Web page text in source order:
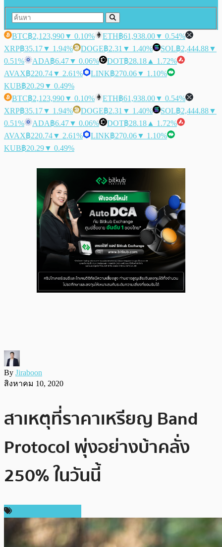
BTC฿2,123,990▼ 0.10% ETH฿61,938.00▼ 0.54%
XRP฿35.17▼ 1.94% DOGE฿2.31 ▼ 1.40% SOL฿2,444.88▼
0.51%
ADA฿6.47▼ 0.06% DOT฿28.18 ▲ 1.72%
AVAX฿220.74▼ 2.61% LINK฿270.06▼ 1.10%
KUB฿20.29▼ 0.49%
BTC฿2,123,990▼ 0.10% ETH฿61,938.00▼ 0.54%
XRP฿35.17▼ 1.94% DOGE฿2.31 ▼ 1.40% SOL฿2,444.88▼
0.51%
ADA฿6.47▼ 0.06% DOT฿28.18 ▲ 1.72%
AVAX฿220.74▼ 2.61% LINK฿270.06▼ 1.10%
KUB฿20.29▼ 0.49%
By Jiraboon
สิงหาคม 10, 2020
สาเหตุที่ราคาเหรียญ Band
Protocol พุ่งอย่างบ้าคลั่ง
250% ในวันนี้